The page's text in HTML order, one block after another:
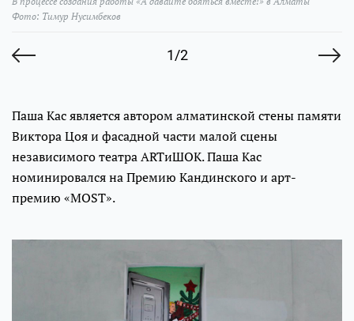
1/2
Фото: Тимур Нусимбеков
Паша Кас является автором алматинской стены памяти
Виктора Цоя и фасадной части малой сцены
независимого театра ARTиШОК. Паша Кас
номинировался на Премию Кандинского и арт-
премию «MOST».